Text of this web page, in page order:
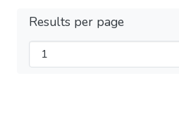
Results per page